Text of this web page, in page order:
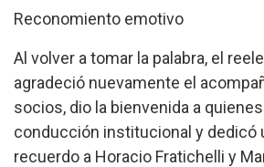
Reconomiento emotivo
Al volver a tomar la palabra, el
agradeció nuevamente el
socios, dio la bienvenida a
conducción institucional y dedicó
recuerdo a Horacio Fratichelli y